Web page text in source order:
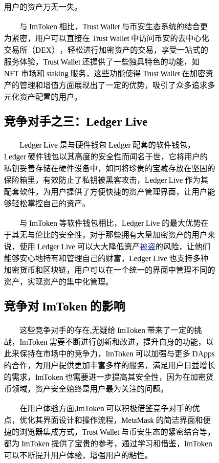
用户的资产万无一失。
与 ImToken 相比，Trust Wallet 与币安生态系统的结合更
为紧密，用户可以直接在 Trust Wallet 中访问币安的去中心化
交易所（DEX），轻松进行加密资产的交易，享受一站式的
服务体验，Trust Wallet 还提供了一些独具特色的功能，如
NFT 市场和 staking 服务，这些功能使得 Trust Wallet 在加密资
产的管理和增值方面展现出了一定的优势，吸引了众多追求多
元化资产配置的用户。
竞争对手之三：Ledger Live
Ledger Live 是与硬件钱包 Ledger 配套的软件钱包，
Ledger 硬件钱包以其高度的安全性而闻名于世，它将用户的
私钥妥善存储在硬件设备中，如同将珍贵的宝藏存放在坚固的
保险箱里，有效防止了私钥被黑客攻击，Ledger Live 作为其
配套软件，为用户提供了方便快捷的资产管理界面，让用户能
够轻松掌控自己的资产。
与 ImToken 等软件钱包相比，Ledger Live 的最大优势在
于其无与伦比的安全性，对于那些拥有大量加密资产的用户来
说，使用 Ledger Live 可以大大降低资产被盗的风险，让他们
能够安心地持有和管理自己的财富，Ledger Live 也支持多种
加密货币和区块链，用户可以在一个统一的界面中管理不同的
资产，实现资产的集中化管理。
竞争对 ImToken 的影响
这些竞争对手的存在,无疑给 ImToken 带来了一定的挑
战，ImToken 需要不断进行创新和改进，提升自身的功能，以
此来保持在市场中的竞争力，ImToken 可以加强与更多 DApps
的合作，为用户提供更加丰富多样的服务，满足用户日益增长
的需求，ImToken 也需要进一步提高其安全性，因为在加密货
币领域，资产安全始终是用户最为关注的问题。
在用户体验方面,ImToken 可以积极借鉴竞争对手的优
点，优化其界面设计和操作流程，MetaMask 的简洁界面和便
捷的浏览器集成方式，Trust Wallet 与币安生态的紧密结合等，
都为 ImToken 提供了宝贵的参考，通过学习和借鉴，ImToken
可以不断提升用户体验，增强用户的粘性。